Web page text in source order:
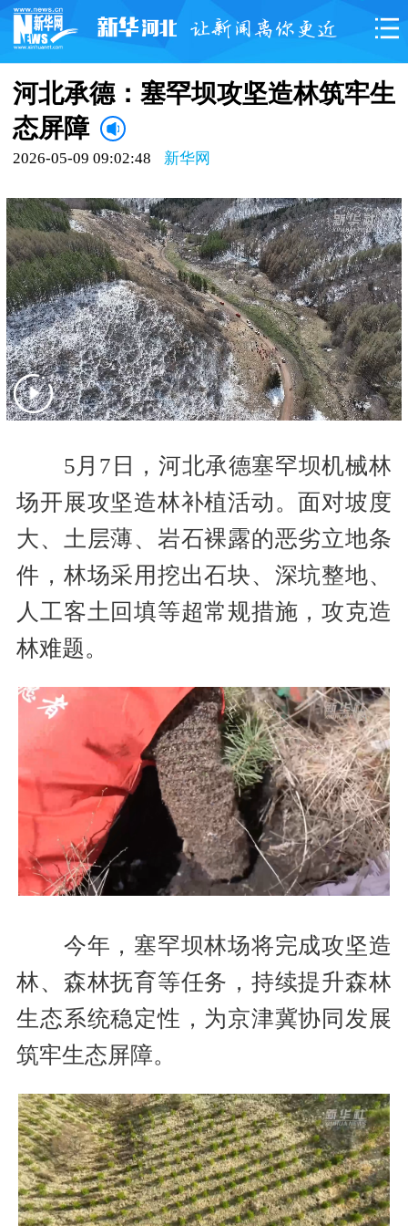
河北承德：塞罕坝攻坚造林筑牢生
态屏障
2026-05-09 09:02:48 新华网
5月7日，河北承德塞罕坝机械林
场开展攻坚造林补植活动。面对坡度
大、土层薄、岩石裸露的恶劣立地条
件，林场采用挖出石块、深坑整地、
人工客土回填等超常规措施，攻克造
林难题。
今年，塞罕坝林场将完成攻坚造
林、森林抚育等任务，持续提升森林
生态系统稳定性，为京津冀协同发展
筑牢生态屏障。